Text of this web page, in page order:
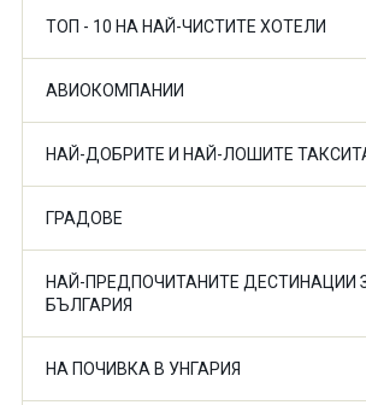
ТОП - 10 НА НАЙ-ЧИСТИТЕ ХОТЕЛИ
АВИОКОМПАНИИ
НАЙ-ДОБРИТЕ И НАЙ-ЛОШИТЕ
ГРАДОВЕ
НАЙ-ПРЕДПОЧИТАНИТЕ ДЕСТИНАЦИИ
БЪЛГАРИЯ
НА ПОЧИВКА В УНГАРИЯ